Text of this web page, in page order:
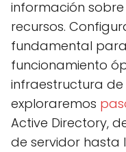
n n
información sobre
recursos.
fundamental
funcionamiento
infraestructura de
exploraremos
Active Directory,
de servidor hasta